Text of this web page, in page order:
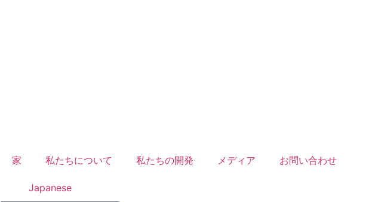
家 私たちについて 私たちの開発 メディア お問い合わせ
Japanese